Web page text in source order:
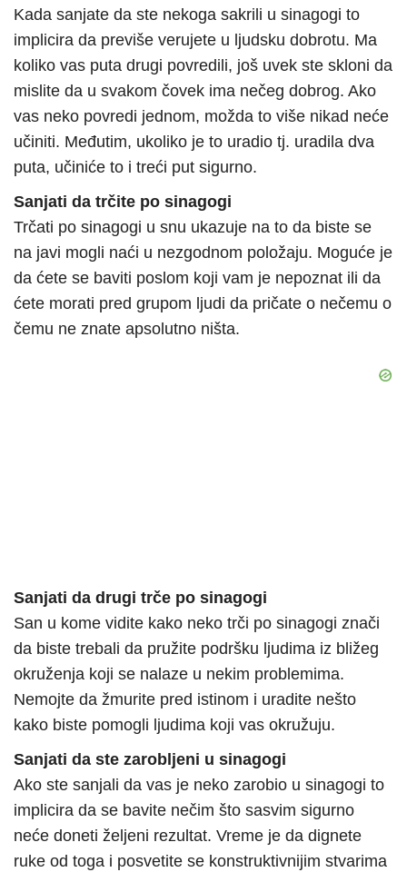
Kada sanjate da ste nekoga sakrili u sinagogi to
implicira da previše verujete u ljudsku dobrotu. Ma
koliko vas puta drugi povredili, još uvek ste skloni da
mislite da u svakom čovek ima nečeg dobrog. Ako
vas neko povredi jednom, možda to više nikad neće
učiniti. Međutim, ukoliko je to uradio tj. uradila dva
puta, učiniće to i treći put sigurno.
Sanjati da trčite po sinagogi
Trčati po sinagogi u snu ukazuje na to da biste se
na javi mogli naći u nezgodnom položaju. Moguće je
da ćete se baviti poslom koji vam je nepoznat ili da
ćete morati pred grupom ljudi da pričate o nečemu o
čemu ne znate apsolutno ništa.
Sanjati da drugi trče po sinagogi
San u kome vidite kako neko trči po sinagogi znači
da biste trebali da pružite podršku ljudima iz bližeg
okruženja koji se nalaze u nekim problemima.
Nemojte da žmurite pred istinom i uradite nešto
kako biste pomogli ljudima koji vas okružuju.
Sanjati da ste zarobljeni u sinagogi
Ako ste sanjali da vas je neko zarobio u sinagogi to
implicira da se bavite nečim što sasvim sigurno
neće doneti željeni rezultat. Vreme je da dignete
ruke od toga i posvetite se konstruktivnijim stvarima